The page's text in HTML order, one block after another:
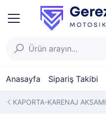
Anasayfa Sipariş Takibi
KAPORTA-KARENAJ AKSAMI